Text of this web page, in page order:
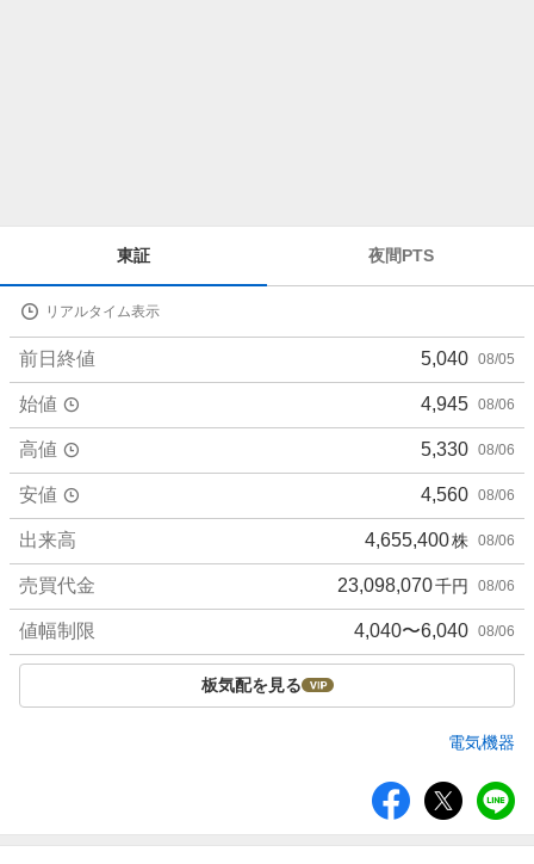
詳
値
東証 夜間PTS
リアルタイム表示
前日終値 5,040 08/05
始値 4,945 08/06
高値 5,330 08/06
安値 4,560 08/06
出来高 4,655,400株 08/06
売買代金 23,098,070千円 08/06
値幅制限 4,040〜6,040 08/06
板気配を見る
電気機器
ア